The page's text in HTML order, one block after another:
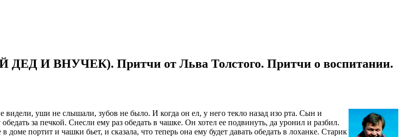
И ВНУЧЕК). Притчи от Льва Толстого. Притчи о воспитании.
видели, уши не слышали, зубов не было. И когда он ел, у него текло назад изо рта. Сын и
обедать за печкой. Снесли ему раз обедать в чашке. Он хотел ее подвинуть, да уронил и разбил.
доме портит и чашки бьет, и сказала, что теперь она ему будет давать обедать в лоханке. Старик